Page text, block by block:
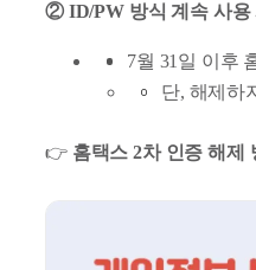
② ID/PW 방식 계속 사용
7월 31일 이후
단, 해제하
👉 홈택스 2차 인증 해제